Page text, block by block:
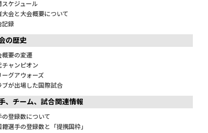
スケジュール
大会と大会概要について
記録
の歴史
概要の変遷
チャンピオン
ーグアウォーズ
ブが出場した国際試合
、チーム、試合関連情報
の登録数について
籍選手の登録数と「提携国枠」